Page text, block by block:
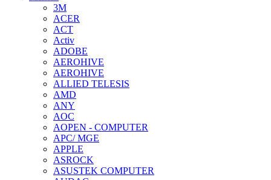
3M
ACER
ACT
Activ
ADOBE
AEROHIVE
AEROHIVE
ALLIED TELESIS
AMD
ANY
AOC
AOPEN - COMPUTER
APC/ MGE
APPLE
ASROCK
ASUSTEK COMPUTER